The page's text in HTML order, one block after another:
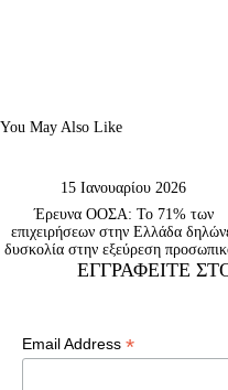
You May Also Like
15 Ιανουαρίου 2026
Έρευνα ΟΟΣΑ: Το 71% των
επιχειρήσεων στην Ελλάδα
δυσκολία στην εξεύρεση
ΕΓΓΡΑΦΕΊΤΕ
Email Address *